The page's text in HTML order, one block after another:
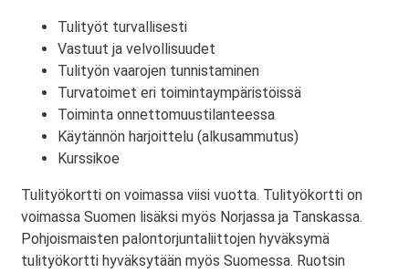
Tulityöt turvallisesti
Vastuut ja velvollisuudet
Tulityön vaarojen tunnistaminen
Turvatoimet eri toimintaympäristöissä
Toiminta onnettomuustilanteessa
Käytännön harjoittelu (alkusammutus)
Kurssikoe
Tulityökortti on voimassa viisi vuotta. Tulityökortti on
voimassa Suomen lisäksi myös Norjassa ja Tanskassa.
Pohjoismaisten palontorjuntaliittojen hyväksymä
tulityökortti hyväksytään myös Suomessa. Ruotsin